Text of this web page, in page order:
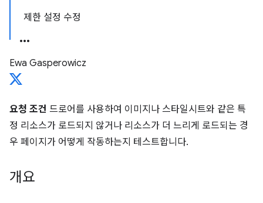
제한 설정 수정
Ewa Gasperowicz
요청 조건 드로어를 사용하여 이미지나 스타일시트와 같은 특
정 리소스가 로드되지 않거나 리소스가 더 느리게 로드되는 경
우 페이지가 어떻게 작동하는지 테스트합니다.
개요